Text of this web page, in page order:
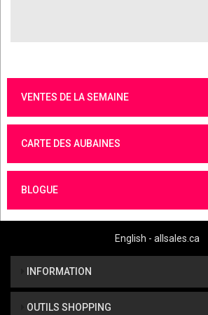
VENTES DE LA SEMAINE
CARTE DES AUBAINES
BLOGUE
English - allsales.ca
INFORMATION
OUTILS SHOPPING